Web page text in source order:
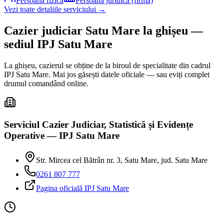
Vezi toate detaliile serviciului →
Cazier judiciar Satu Mare la ghișeu —
sediul IPJ Satu Mare
La ghișeu, cazierul se obține de la biroul de specialitate din cadrul
IPJ Satu Mare. Mai jos găsești datele oficiale — sau eviți complet
drumul comandând online.
Serviciul Cazier Judiciar, Statistică și Evidențe
Operative — IPJ Satu Mare
Str. Mircea cel Bătrân nr. 3, Satu Mare, jud. Satu Mare
0261 807 777
Pagina oficială IPJ Satu Mare